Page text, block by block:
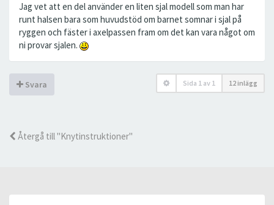
Jag vet att en del använder en liten sjal modell som man har
runt halsen bara som huvudstöd om barnet somnar i sjal på
ryggen och fäster i axelpassen fram om det kan vara något om
ni provar sjalen.
Svara Sida 1 av 1 12 inlägg
Återgå till "Knytinstruktioner"